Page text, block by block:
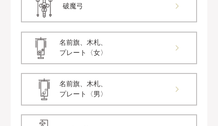
破魔弓
名前旗、木札、
プレート〈女〉
名前旗、木札、
プレート〈男〉